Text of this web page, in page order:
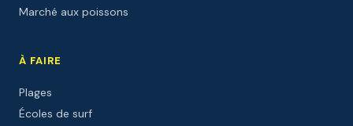
Marché aux poissons
À FAIRE
Plages
Écoles de surf